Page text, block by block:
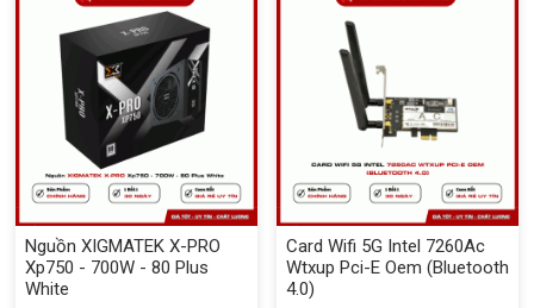
Nguồn XIGMATEK X-PRO
Xp750 - 700W - 80 Plus
White
Card Wifi 5G Intel 7260Ac
Wtxup Pci-E Oem (Bluetooth
4.0)